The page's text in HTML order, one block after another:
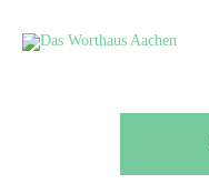
Inhalt
Menu